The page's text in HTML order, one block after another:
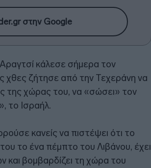
στην Google
κάλεσε σήμερα τον
χθες ζήτησε από την Τεχεράνη να
της χώρας του, να «σώσει» τον
το Ισραήλ.
κανείς να πιστέψει ότι το
το ένα πέμπτο του Λιβάνου, έχει
και βομβαρδίζει τη χώρα του